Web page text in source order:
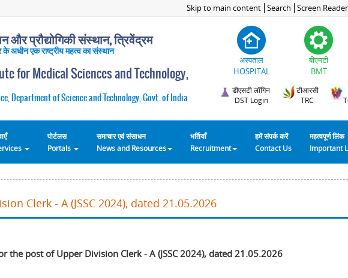
Skip to main content Search Screen
और प्रौद्योगिकी संस्थान, त्रिवेंद्रम
के अधीन एक राष्ट्रीय महत्व का संस्थान
for Medical Sciences and Technology,
Department of Science and Technology, Govt. of India
अस्पताल
HOSPITAL
बीएमटी
BMT
डीएसटी लॉगिन
DST Login
टीआरसी
TRC
पोर्टलस
Portals
समाचार एवं संसाधन
News and Resources
भर्तियाँ
Recruitment
हमें संपर्क करें
Contact Us
महत्वपूर्ण लिंक
Important
Clerk - A (JSSC 2024), dated 21.05.2026
the post of Upper Division Clerk - A (JSSC 2024), dated 21.05.2026